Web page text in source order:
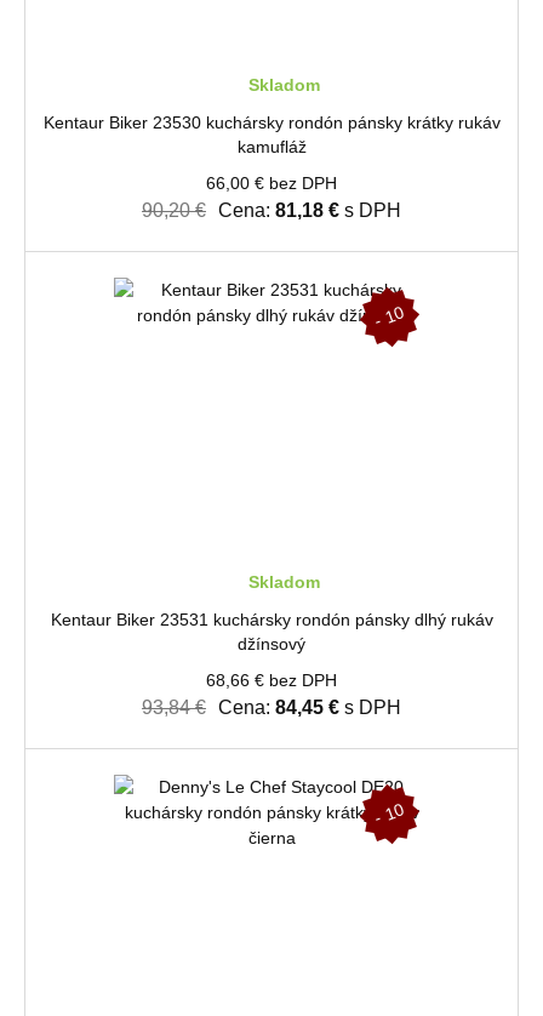
Skladom
Kentaur Biker 23530 kuchársky rondón pánsky krátky rukáv
kamufláž
66,00 € bez DPH
90,20 € Cena: 81,18 € s DPH
-
1
0
Skladom
Kentaur Biker 23531 kuchársky rondón pánsky dlhý rukáv
džínsový
68,66 € bez DPH
93,84 € Cena: 84,45 € s DPH
-
1
0